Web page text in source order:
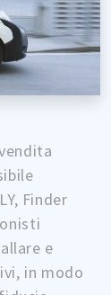
Finder
e
in modo